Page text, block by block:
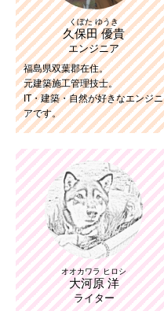
くぼた ゆうき
久保田 優貴
エンジニア
福島県双葉郡在住。
元建築施工管理技士。
IT・建築・自然が好きなエンジニ
アです。
オオカワラ ヒロシ
大河原 洋
ライター